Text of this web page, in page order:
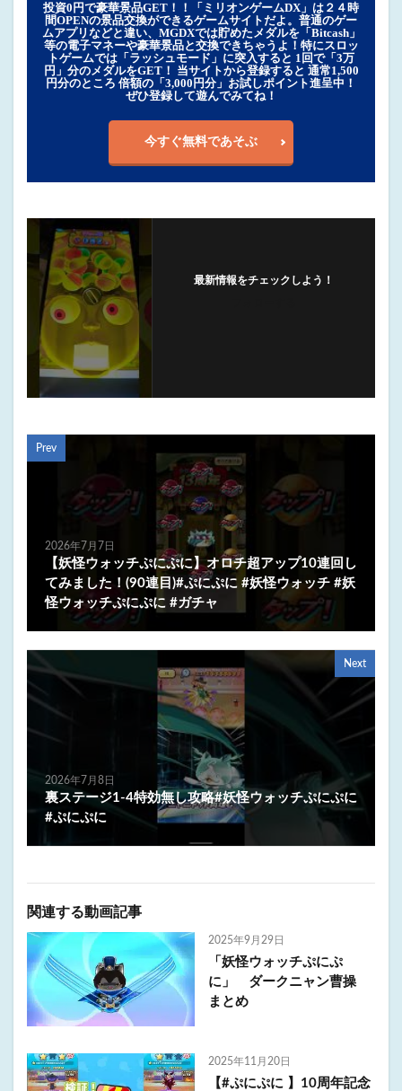
投資0円で豪華景品GET！！「ミリオンゲームDX」は２４時
間OPENの景品交換ができるゲームサイトだよ。普通のゲー
ムアプリなどと違い、MGDXでは貯めたメダルを「Bitcash」
等の電子マネーや豪華景品と交換できちゃうよ！特にスロッ
トゲームでは「ラッシュモード」に突入すると 1回で「3万
円」分のメダルをGET！ 当サイトから登録すると 通常1,500
円分のところ 倍額の「3,000円分」お試しポイント進呈中！
ぜひ登録して遊んでみてね！
今すぐ無料であそぶ
最新情報をチェックしよう！
Prev
2026年7月7日
【妖怪ウォッチぷにぷに】オロチ超アップ10連回し
てみました！(90連目)#ぷにぷに #妖怪ウォッチ #妖
怪ウォッチぷにぷに #ガチャ
Next
2026年7月8日
裏ステージ1-4特効無し攻略#妖怪ウォッチぷにぷに
#ぷにぷに
関連する動画記事
2025年9月29日
「妖怪ウォッチぷにぷ
に」 ダークニャン曹操
まとめ
2025年11月20日
【#ぷにぷに 】10周年記念